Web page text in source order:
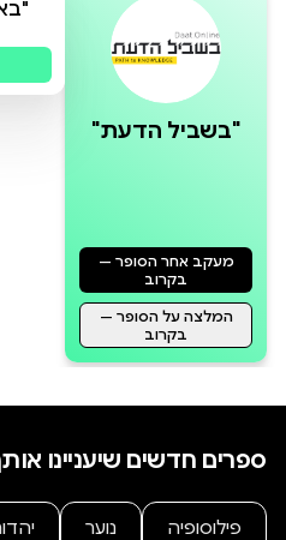
באפשרותכם גם
של הספר (למעט פרק 30).
"בשביל הדעת"
מעקב אחר הסופר —
בקרוב
המלצה על הסופר —
בקרוב
ספרים חדשים שיעניינו
פילוסופיה נוער